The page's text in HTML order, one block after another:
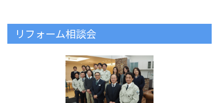
リフォーム相談会